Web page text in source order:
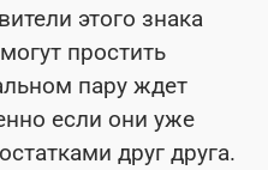
этого знака
простить
пару ждет
если они уже
друг друга.